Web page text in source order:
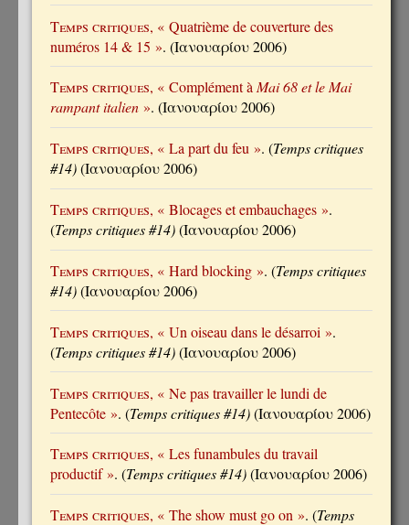
Temps critiques, « Quatrième de couverture des
numéros 14 & 15 ». (Ιανουαρίου 2006)
Temps critiques, « Complément àMai 68 et le Mai
rampant italien ». (Ιανουαρίου 2006)
Temps critiques, « La part du feu ». (Temps critiques
#14)(Ιανουαρίου 2006)
Temps critiques, « Blocages et embauchages ».
(Temps critiques #14)(Ιανουαρίου 2006)
Temps critiques, « Hard blocking ». (Temps critiques
#14)(Ιανουαρίου 2006)
Temps critiques, « Un oiseau dans le désarroi ».
(Temps critiques #14)(Ιανουαρίου 2006)
Temps critiques, « Ne pas travailler le lundi de
Pentecôte ». (Temps critiques #14)(Ιανουαρίου 2006)
Temps critiques, « Les funambules du travail
productif ». (Temps critiques #14)(Ιανουαρίου 2006)
Temps critiques, « The show must go on ». (Temps